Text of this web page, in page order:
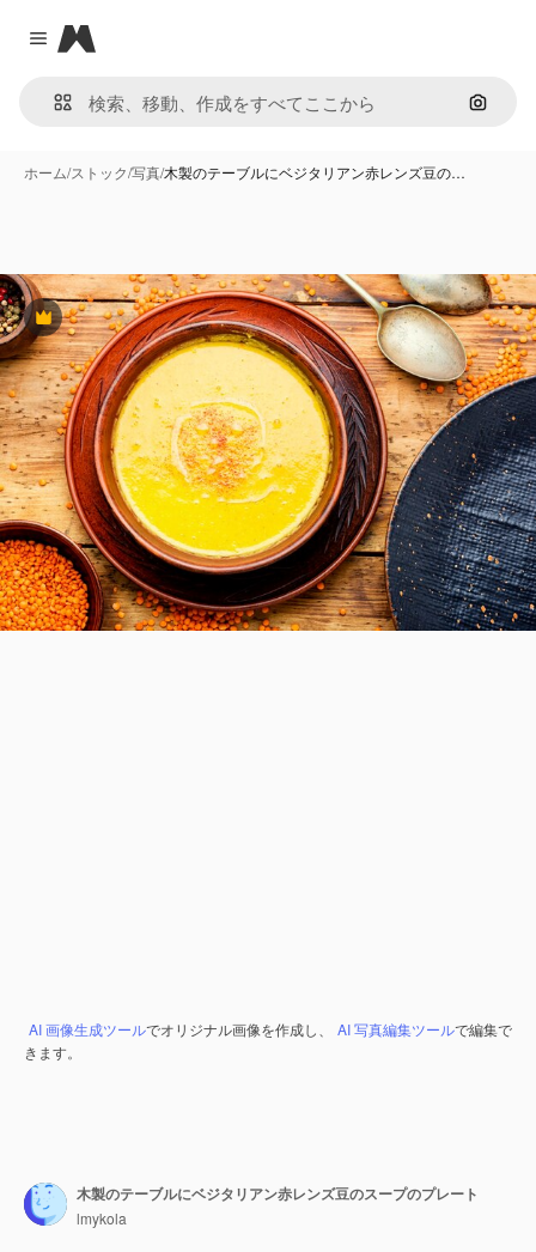
Close menu
Magnific
画像で
ホーム/ストック/写真/木製のテーブルにベジタリアン赤レンズ豆の…
Premium
AI 画像生成ツールでオリジナル画像を作成し、 AI 写真編集ツールで編集で
きます。
木製のテーブルにベジタリアン赤レンズ豆のスープのプレート
lmykola